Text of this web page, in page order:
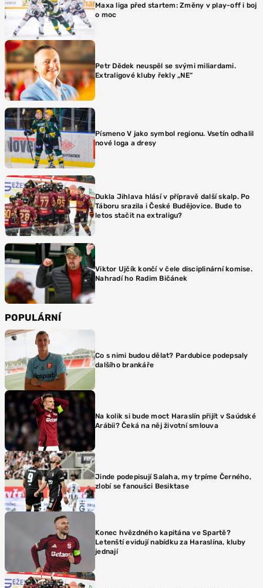
Maxa liga před startem: Změny v play-off i boj
o moc
Petr Dědek neuspěl se svými miliardami.
Extraligové kluby řekly „NE“
Písmeno V jako symbol regionu. Vsetín odhalil
nové loga a dresy
Dukla Jihlava hlásí v přípravě další skalp. Po
Táboru srazila i České Budějovice. Bude to
letos stačit na extraligu?
Viktor Ujčík končí v čele disciplinární komise.
Nahradí ho Radim Bičánek
POPULÁRNÍ
Co s nimi budou dělat? Pardubice podepsaly
dalšího brankáře
Na kolik si bude moct Haraslín přijít v Saúdské
Arábii? Čeká na něj životní smlouva
Jinde podepisují Salaha, my trpíme Černého,
zlobí se fanoušci Besiktase
Konec hvězdného kapitána ve Spartě?
Letenští evidují nabídku za Haraslína, kluby
jednají